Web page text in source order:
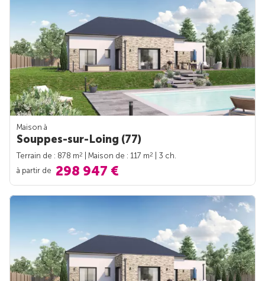
Maison à
Souppes-sur-Loing (77)
Terrain de : 878 m2 | Maison de : 117 m2
| 3 ch.
à partir de 298 947 €